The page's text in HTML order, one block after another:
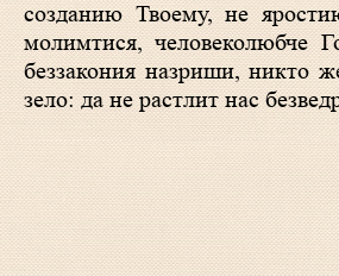
созданию Твоему, не
молимтися,
беззакония назриши, никто
зело: да не растлит нас